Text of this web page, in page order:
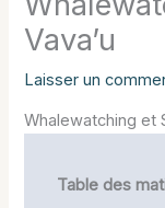
Vava’u
Laisser un
Whalewatching et
Table des